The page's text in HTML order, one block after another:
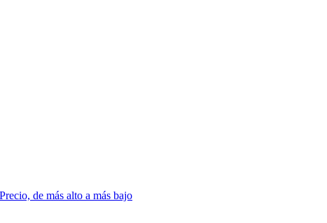
Precio, de más alto a más bajo